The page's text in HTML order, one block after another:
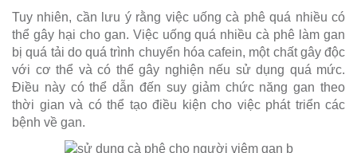
Tuy nhiên, cần lưu ý rằng việc uống cà phê quá nhiều có
thể gây hại cho gan. Việc uống quá nhiều cà phê làm gan
bị quá tải do quá trình chuyển hóa cafein, một chất gây độc
với cơ thể và có thể gây nghiện nếu sử dụng quá mức.
Điều này có thể dẫn đến suy giảm chức năng gan theo
thời gian và có thể tạo điều kiện cho việc phát triển các
bệnh về gan.